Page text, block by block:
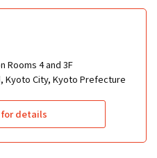
Rooms 4 and 3F
Kyoto City, Kyoto Prefecture
for details